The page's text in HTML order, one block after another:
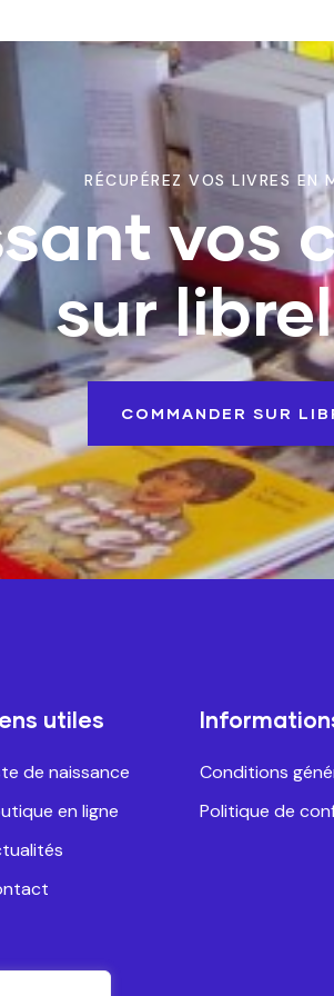
RÉCUPÉREZ VOS LIVRES EN
vos
sur
COMMANDER SUR
utiles
de naissance
en ligne
Conditions
Politique de